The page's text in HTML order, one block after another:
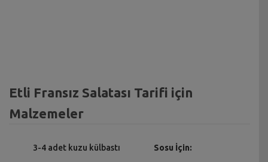
Etli Fransız Salatası Tarifi için
Malzemeler
3-4 adet kuzu külbastı Sosu İçin: